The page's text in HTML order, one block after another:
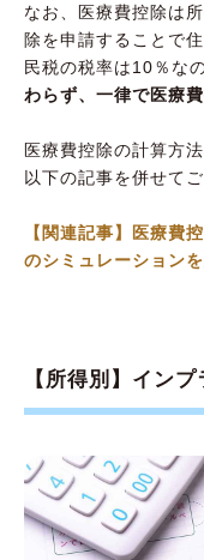
なお、医療費控除は
除を申請することで
民税の税率は10％なの
わらず、一律で医療
医療費控除の計算方
以下の記事を併せて
【関連記事】医療費
のシミュレーション
【所得別】イン